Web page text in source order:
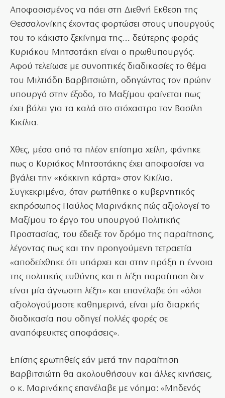
Αποφασισμένος να πάει στη Διεθνή Εκθεση της
Θεσσαλονίκης έχοντας φορτώσει στους υπουργούς
του το κάκιστο ξεκίνημα της… δεύτερης φοράς
Κυριάκου Μητσοτάκη είναι ο πρωθυπουργός.
Αφού τελείωσε με συνοπτικές διαδικασίες το θέμα
του Μιλτιάδη Βαρβιτσιώτη, οδηγώντας τον πρώην
υπουργό στην έξοδο, το Μαξίμου φαίνεται πως
έχει βάλει για τα καλά στο στόχαστρο τον Βασίλη
Κικίλια.
Χθες, μέσα από τα πλέον επίσημα χείλη, φάνηκε
πως ο Κυριάκος Μητσοτάκης έχει αποφασίσει να
βγάλει την «κόκκινη κάρτα» στον Κικίλια.
Συγκεκριμένα, όταν ρωτήθηκε ο κυβερνητικός
εκπρόσωπος Παύλος Μαρινάκης πώς αξιολογεί το
Μαξίμου το έργο του υπουργού Πολιτικής
Προστασίας, του έδειξε τον δρόμο της παραίτησης,
λέγοντας πως και την προηγούμενη τετραετία
«αποδείχθηκε ότι υπάρχει και στην πράξη η έννοια
της πολιτικής ευθύνης και η λέξη παραίτηση δεν
είναι μία άγνωστη λέξη» και επανέλαβε ότι «όλοι
αξιολογούμαστε καθημερινά, είναι μία διαρκής
διαδικασία που οδηγεί πολλές φορές σε
αναπόφευκτες αποφάσεις».
Επίσης ερωτηθείς εάν μετά την παραίτηση
Βαρβιτσιώτη θα ακολουθήσουν και άλλες κινήσεις,
ο κ. Μαρινάκης επανέλαβε με νόημα: «Μηδενός